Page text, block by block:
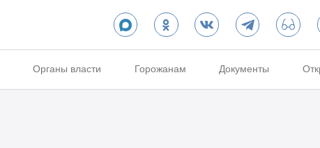
Органы власти Горожанам Документы